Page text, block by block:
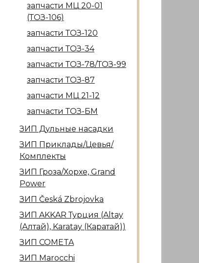
запчасти МЦ 20-01
(ТОЗ-106)
запчасти ТОЗ-120
запчасти ТОЗ-34
запчасти ТОЗ-78/ТОЗ-99
запчасти ТОЗ-87
запчасти МЦ 21-12
запчасти ТОЗ-БМ
ЗИП Дульные насадки
ЗИП Приклады/Цевья/
Комплекты
ЗИП Гроза/Хорхе, Grand
Power
ЗИП Česká Zbrojovka
ЗИП AKKAR Турция (Altay
(Алтай), Karatay (Каратай))
ЗИП COMETA
ЗИП Marocсhi